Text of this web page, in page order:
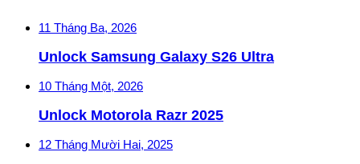
11 Tháng Ba, 2026
Unlock Samsung Galaxy S26 Ultra
10 Tháng Một, 2026
Unlock Motorola Razr 2025
12 Tháng Mười Hai, 2025